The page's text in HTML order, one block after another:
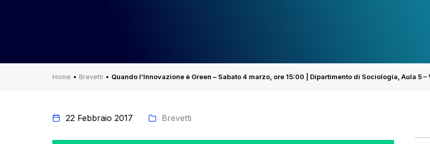
Home • Brevetti • Quando l’Innovazione è Green – Sabato 4 marzo, ore 15:00 | Dipartimento di Sociologia, Aula 5
22 Febbraio 2017 Brevetti